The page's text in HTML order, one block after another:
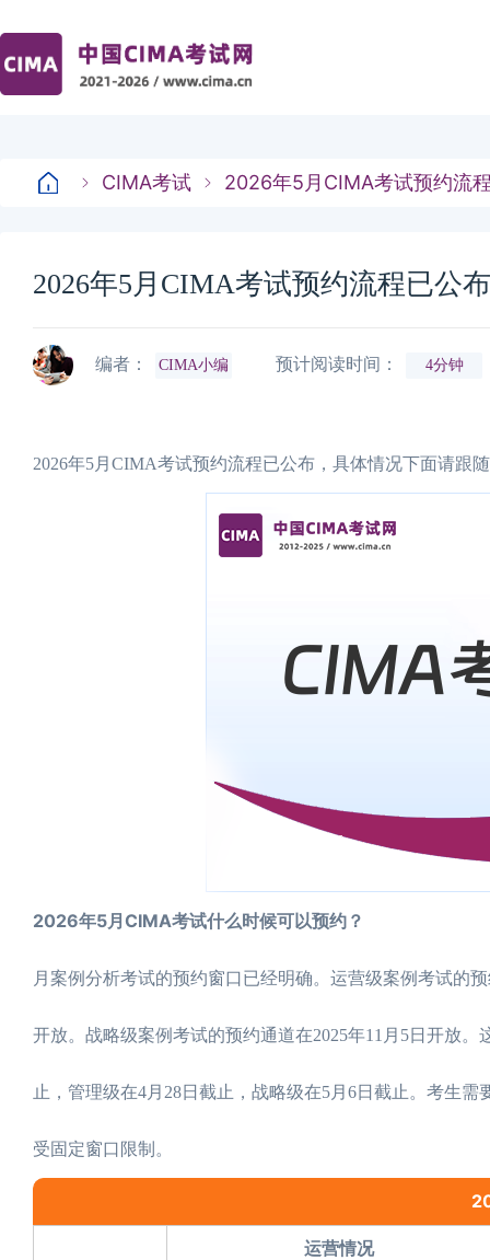
CIMA考试 2026年5月CIMA考试预约流
2026年5月CIMA考试预约流程已公
编者： CIMA小编 预计阅读时间： 4分钟
2026年5月CIMA考试预约流程已公布，具体情况下面请跟
2026年5月CIMA考试什么时候可以预约？
月案例分析考试的预约窗口已经明确。运营级案例考试的
开放。战略级案例考试的预约通道在2025年11月5日开放
止，管理级在4月28日截止，战略级在5月6日截止。考生
受固定窗口限制。
运营情况